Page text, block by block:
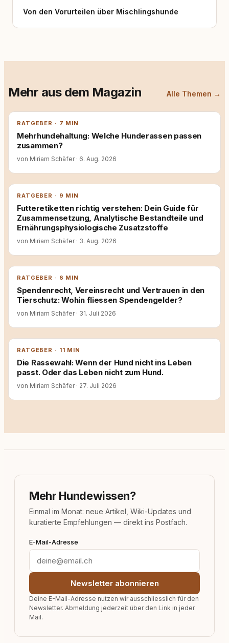
Von den Vorurteilen über Mischlingshunde
Mehr aus dem Magazin Alle Themen →
RATGEBER · 7 MIN
Mehrhundehaltung: Welche Hunderassen passen
zusammen?
von Miriam Schäfer · 6. Aug. 2026
RATGEBER · 9 MIN
Futteretiketten richtig verstehen: Dein Guide für
Zusammensetzung, Analytische Bestandteile und
Ernährungsphysiologische Zusatzstoffe
von Miriam Schäfer · 3. Aug. 2026
RATGEBER · 6 MIN
Spendenrecht, Vereinsrecht und Vertrauen in den
Tierschutz: Wohin fliessen Spendengelder?
von Miriam Schäfer · 31. Juli 2026
RATGEBER · 11 MIN
Die Rassewahl: Wenn der Hund nicht ins Leben
passt. Oder das Leben nicht zum Hund.
von Miriam Schäfer · 27. Juli 2026
Mehr Hundewissen?
Einmal im Monat: neue Artikel, Wiki-Updates und
kuratierte Empfehlungen — direkt ins Postfach.
E-Mail-Adresse
Newsletter abonnieren
Deine E-Mail-Adresse nutzen wir ausschliesslich für den
Newsletter. Abmeldung jederzeit über den Link in jeder
Mail.